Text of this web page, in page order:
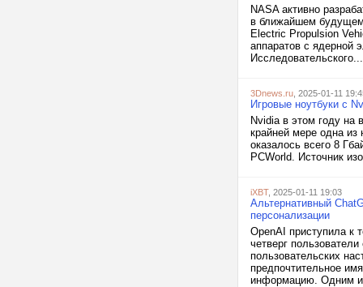
NASA активно
в ближайшем
Electric Propulsion
аппаратов с ядерной
Исследовательского...
3Dnews.ru , 2025-01-11
Игровые ноутбуки с
Nvidia в этом году на
крайней мере одна
оказалось всего 8
PCWorld. Источник
iXBT, 2025-01-11 19:03
Альтернативный
персонализации
OpenAI приступила к
четверг
пользовательских
предпочтительное
информацию. Одним